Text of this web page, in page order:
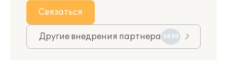
Связаться
Другие внедрения партнера 3830